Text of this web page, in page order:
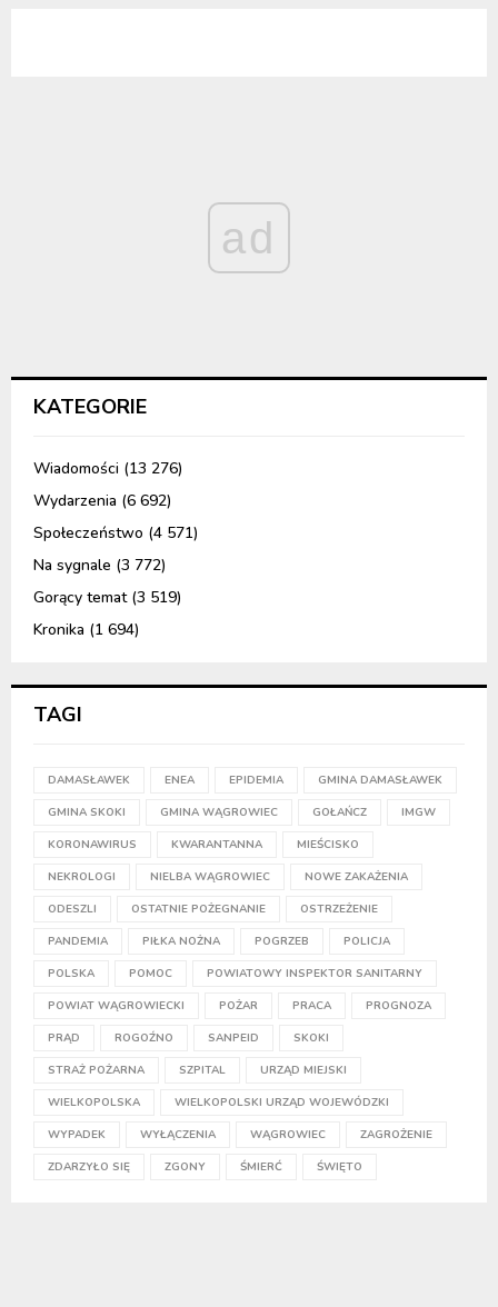
ad
KATEGORIE
Wiadomości (13 276)
Wydarzenia (6 692)
Społeczeństwo (4 571)
Na sygnale (3 772)
Gorący temat(3 519)
Kronika (1 694)
TAGI
DAMASŁAWEK ENEA EPIDEMIA GMINA DAMASŁAWEK
GMINA SKOKI GMINA WĄGROWIEC GOŁAŃCZ IMGW
KORONAWIRUS KWARANTANNA MIEŚCISKO
NEKROLOGI NIELBA WĄGROWIEC NOWE ZAKAŻENIA
ODESZLI OSTATNIE POŻEGNANIE OSTRZEŻENIE
PANDEMIA PIŁKA NOŻNA POGRZEB POLICJA
POLSKA POMOC POWIATOWY INSPEKTOR SANITARNY
POWIAT WĄGROWIECKI POŻAR PRACA PROGNOZA
PRĄD ROGOŹNO SANPEID SKOKI
STRAŻ POŻARNA SZPITAL URZĄD MIEJSKI
WIELKOPOLSKA WIELKOPOLSKI URZĄD WOJEWÓDZKI
WYPADEK WYŁĄCZENIA WĄGROWIEC ZAGROŻENIE
ZDARZYŁO SIĘ ZGONY ŚMIERĆ ŚWIĘTO